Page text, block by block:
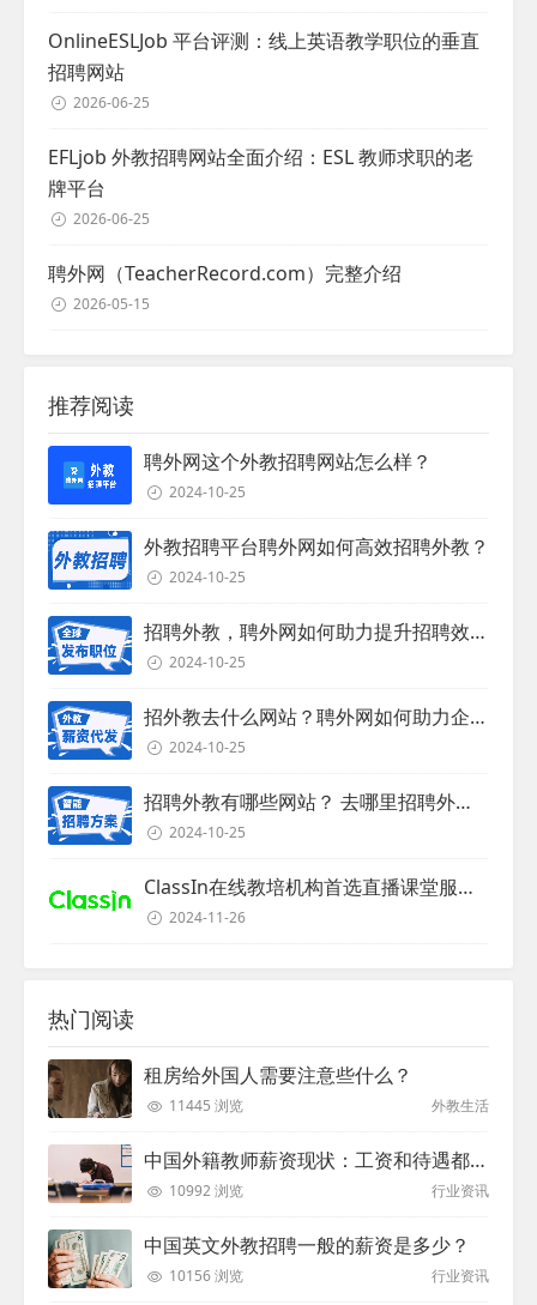
OnlineESLJob 平台评测：线上英语教学职位的垂直
招聘网站
2026-06-25
EFLjob 外教招聘网站全面介绍：ESL 教师求职的老
牌平台
2026-06-25
聘外网（TeacherRecord.com）完整介绍
2026-05-15
推荐阅读
聘外网这个外教招聘网站怎么样？
2024-10-25
外教招聘平台聘外网如何高效招聘外教？
2024-10-25
招聘外教，聘外网如何助力提升招聘效率？
2024-10-25
招外教去什么网站？聘外网如何助力企业外教招聘
2024-10-25
招聘外教有哪些网站？ 去哪里招聘外教？
2024-10-25
ClassIn在线教培机构首选直播课堂服务商
2024-11-26
热门阅读
租房给外国人需要注意些什么？
11445 浏览 外教生活
中国外籍教师薪资现状：工资和待遇都非常高
10992 浏览 行业资讯
中国英文外教招聘一般的薪资是多少？
10156 浏览 行业资讯